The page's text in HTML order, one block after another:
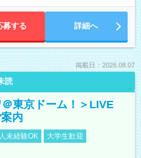
募する 詳細へ
掲載日：2026.08.07
読
＠東京ドーム！＞LIVE
内
未経験OK
大学生歓迎